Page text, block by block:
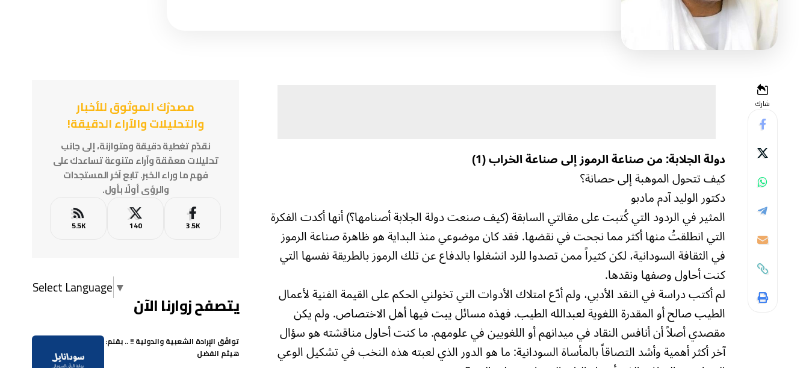
شارك
دولة الجلابة: من صناعة الرموز إلى صناعة الخراب (1)
كيف تتحول الموهبة إلى حصانة؟
دكتور الوليد آدم مادبو
المثير في الردود التي كُتبت على مقالتي السابقة (كيف صنعت دولة الجلابة أصنامها؟) أنها أكدت الفكرة
التي انطلقتُ منها أكثر مما نجحت في نقضها. فقد كان موضوعي منذ البداية هو ظاهرة صناعة الرموز
في الثقافة السودانية، لكن كثيراً ممن تصدوا للرد انشغلوا بالدفاع عن تلك الرموز بالطريقة نفسها التي
كنت أحاول وصفها ونقدها.
لم أكتب دراسة في النقد الأدبي، ولم أدّع امتلاك الأدوات التي تخولني الحكم على القيمة الفنية لأعمال
الطيب صالح أو المقدرة اللغوية لعبدالله الطيب. فهذه مسائل يبت فيها أهل الاختصاص. ولم يكن
مقصدي أصلاً أن أنافس النقاد في ميدانهم أو اللغويين في علومهم. ما كنت أحاول مناقشته هو سؤال
آخر أكثر أهمية وأشد التصاقاً بالمأساة السودانية: ما هو الدور الذي لعبته هذه النخب في تشكيل الوعي
مصدرُك الموثوق للأخبار
والتحليلات والآراء الدقيقة!
نقدّم تغطية دقيقة ومتوازنة، إلى جانب
تحليلات معمّقة وآراء متنوعة تساعدك على
فهم ما وراء الخبر. تابع آخر المستجدات
والرؤى أولًا بأول.
3.5K
140
5.5K
Select Language ▼
يتصفح زوارنا الآن
توافُق الإرادة الشعبية والدولية !! .. بقلم:
هيثم الفضل